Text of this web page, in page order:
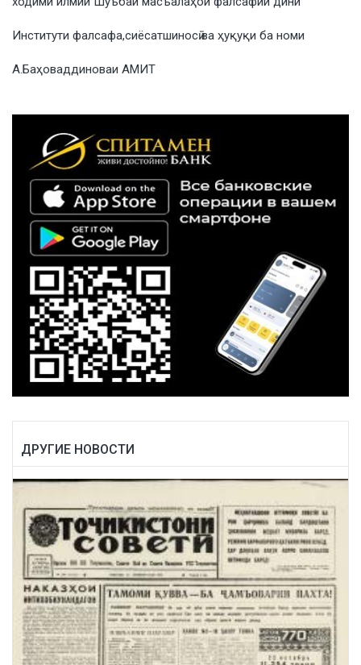
Институти фалсафа,сиёсатшиносӣ ва ҳуқуқи ба номи
А.Баҳоваддиноваи АМИТ
ДРУГИЕ НОВОСТИ